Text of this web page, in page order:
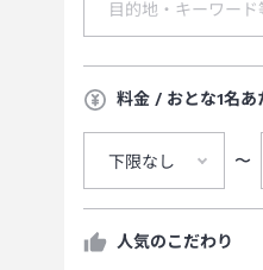
料金 / おとな1名あ
下限なし 〜
人気のこだわり